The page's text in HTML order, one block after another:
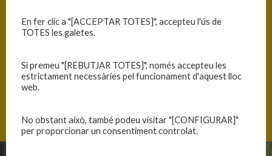
ANTERIOR
ACABEM SATISFETS MOLT BONA IMATGE DE L’EQUIP
En fer clic a "[ACCEPTAR TOTES]", accepteu l'ús de
TOTES les galetes.
Si premeu "[REBUTJAR TOTES]", només accepteu les
estrictament necessàries pel funcionament d'aquest lloc
web.
No obstant això, també podeu visitar "[CONFIGURAR]"
per proporcionar un consentiment controlat.